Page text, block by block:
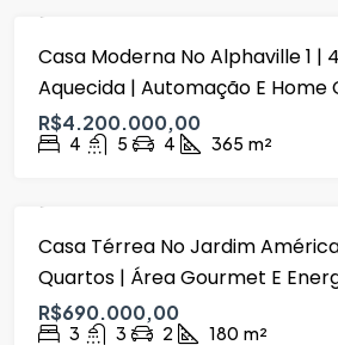
Casa Moderna No Alphaville 1 |
Aquecida | Automação E Home
R$4.200.000,00
4 5 4 365 m²
Casa Térrea No Jardim América
Quartos | Área Gourmet E
R$690.000,00
3 3 2 180 m²